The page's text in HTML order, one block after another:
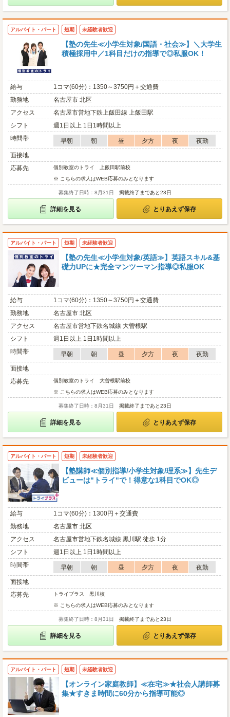
アルバイト・パート 短期 未経験者歓迎
【塾の先生≪小学生対象/国語・社会≫】＼大学生
積極採用中／1科目だけの指導で◎私服OK！
給与
1コマ(60分)：1350～3750円＋交通費
勤務地
名古屋市 北区
アクセス
名古屋市営地下鉄上飯田線 上飯田駅
シフト
週1日以上 1日1時間以上
時間帯
早朝 朝 昼 夕方 夜
夜勤
面接地
応募先
個別教室のトライ 上飯田駅前校
※ こちらの求人はWEB応募のみとなります
募集終了日時：8月31日 掲載終了まであと23日
詳細を見る とりあえず保存
アルバイト・パート 短期 未経験者歓迎
【塾の先生≪小学生対象/英語≫】英語スキル&基
礎力UPに★完全マンツーマン指導◎私服OK
給与
1コマ(60分)：1350～3750円＋交通費
勤務地
名古屋市 北区
アクセス
名古屋市営地下鉄名城線 大曽根駅
シフト
週1日以上 1日1時間以上
時間帯
早朝 朝 昼 夕方 夜
夜勤
面接地
応募先
個別教室のトライ 大曽根駅前校
※ こちらの求人はWEB応募のみとなります
募集終了日時：8月31日 掲載終了まであと23日
詳細を見る とりあえず保存
アルバイト・パート 短期 未経験者歓迎
【塾講師≪個別指導/小学生対象/理系≫】先生デ
ビューは"トライ"で！得意な1科目でOK◎
給与
1コマ(60分)：1300円＋交通費
勤務地
名古屋市 北区
アクセス
名古屋市営地下鉄名城線 黒川駅 徒歩 1分
シフト
週1日以上 1日1時間以上
時間帯
早朝 朝 昼 夕方 夜
夜勤
面接地
応募先
トライプラス 黒川校
※ こちらの求人はWEB応募のみとなります
募集終了日時：8月31日 掲載終了まであと23日
詳細を見る とりあえず保存
アルバイト・パート 短期 未経験者歓迎
【オンライン家庭教師】≪在宅≫★社会人講師募
集★すきま時間に60分から指導可能◎